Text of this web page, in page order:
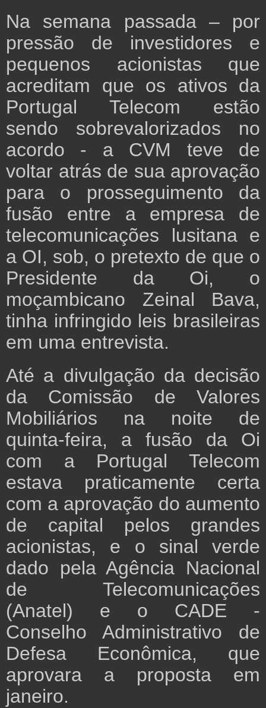
Na semana passada – por
pressão de investidores e
pequenos acionistas que
acreditam que os ativos da
Portugal Telecom estão
sendo sobrevalorizados no
acordo - a CVM teve de
voltar atrás de sua aprovação
para o prosseguimento da
fusão entre a empresa de
telecomunicações lusitana e
a OI, sob, o pretexto de que o
Presidente da Oi, o
moçambicano Zeinal Bava,
tinha infringido leis brasileiras
em uma entrevista.
Até a divulgação da decisão
da Comissão de Valores
Mobiliários na noite de
quinta-feira, a fusão da Oi
com a Portugal Telecom
estava praticamente certa
com a aprovação do aumento
de capital pelos grandes
acionistas, e o sinal verde
dado pela Agência Nacional
de Telecomunicações
(Anatel) e o CADE -
Conselho Administrativo de
Defesa Econômica, que
aprovara a proposta em
janeiro.